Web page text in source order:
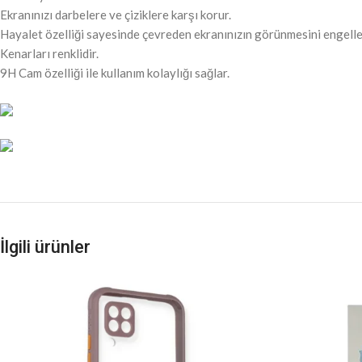
Ekranınızı darbelere ve çiziklere karşı korur.
Hayalet özelliği sayesinde çevreden ekranınızın görünmesini
Kenarları renklidir.
9H Cam özelliği ile kullanım kolaylığı sağlar.
İlgili ürünler